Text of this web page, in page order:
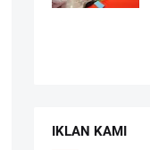
IKLAN KAMI